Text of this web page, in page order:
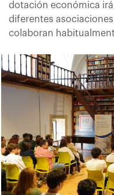
dotación económica
diferentes
colaboran